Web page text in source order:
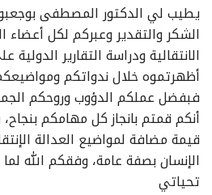
يطيب لي الدكتور المصطفى
الشكر والتقدير وعبركم لكل أعضاء
الانتقالية ودراسة التقارير الدولية
أظهرتموه خلال ندواتكم
فبفضل عملكم الدؤوب وروحكم
أنكم قمتم بانجاز كل مهامكم
قيمة مضافة لمواضيع العدالة
الإنسان بصفة عامة، وفقكم الله
تحياتي